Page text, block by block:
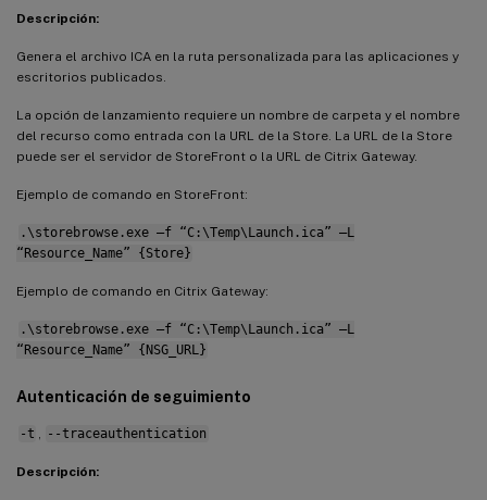
Descripción:
Genera el archivo ICA en la ruta personalizada para las aplicaciones y
escritorios publicados.
La opción de lanzamiento requiere un nombre de carpeta y el nombre
del recurso como entrada con la URL de la Store. La URL de la Store
puede ser el servidor de StoreFront o la URL de Citrix Gateway.
Ejemplo de comando en StoreFront:
.\storebrowse.exe –f “C:\Temp\Launch.ica” –L
“Resource_Name” {Store}
Ejemplo de comando en Citrix Gateway:
.\storebrowse.exe –f “C:\Temp\Launch.ica” –L
“Resource_Name” {NSG_URL}
Autenticación de seguimiento
-t --traceauthentication
Descripción: